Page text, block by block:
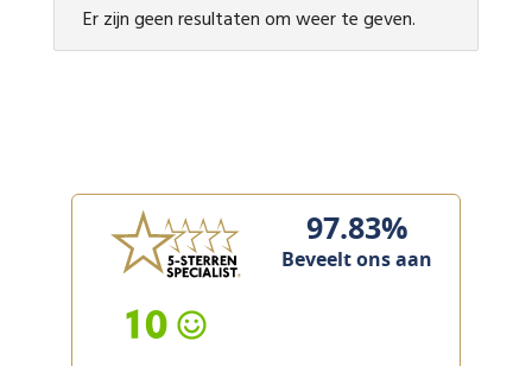
Er zijn geen resultaten om weer te geven.
97.83%
Beveelt ons aan
10